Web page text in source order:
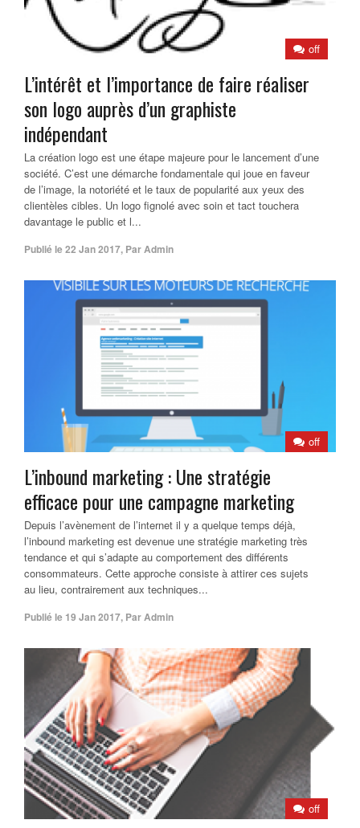
off
L’intérêt et l’importance de faire réaliser
son logo auprès d’un graphiste
indépendant
La création logo est une étape majeure pour le lancement d’une
société. C’est une démarche fondamentale qui joue en faveur
de l’image, la notoriété et le taux de popularité aux yeux des
clientèles cibles. Un logo fignolé avec soin et tact touchera
davantage le public et l...
Publié le22 Jan 2017, ParAdmin
off
L’inbound marketing : Une stratégie
efficace pour une campagne marketing
Depuis l’avènement de l’internet il y a quelque temps déjà,
l’inbound marketing est devenue une stratégie marketing très
tendance et qui s’adapte au comportement des différents
consommateurs. Cette approche consiste à attirer ces sujets
au lieu, contrairement aux techniques...
Publié le 19 Jan 2017, ParAdmin
off